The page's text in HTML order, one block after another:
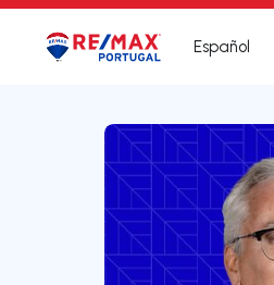
LogotipoIr a la página de inicio
Español